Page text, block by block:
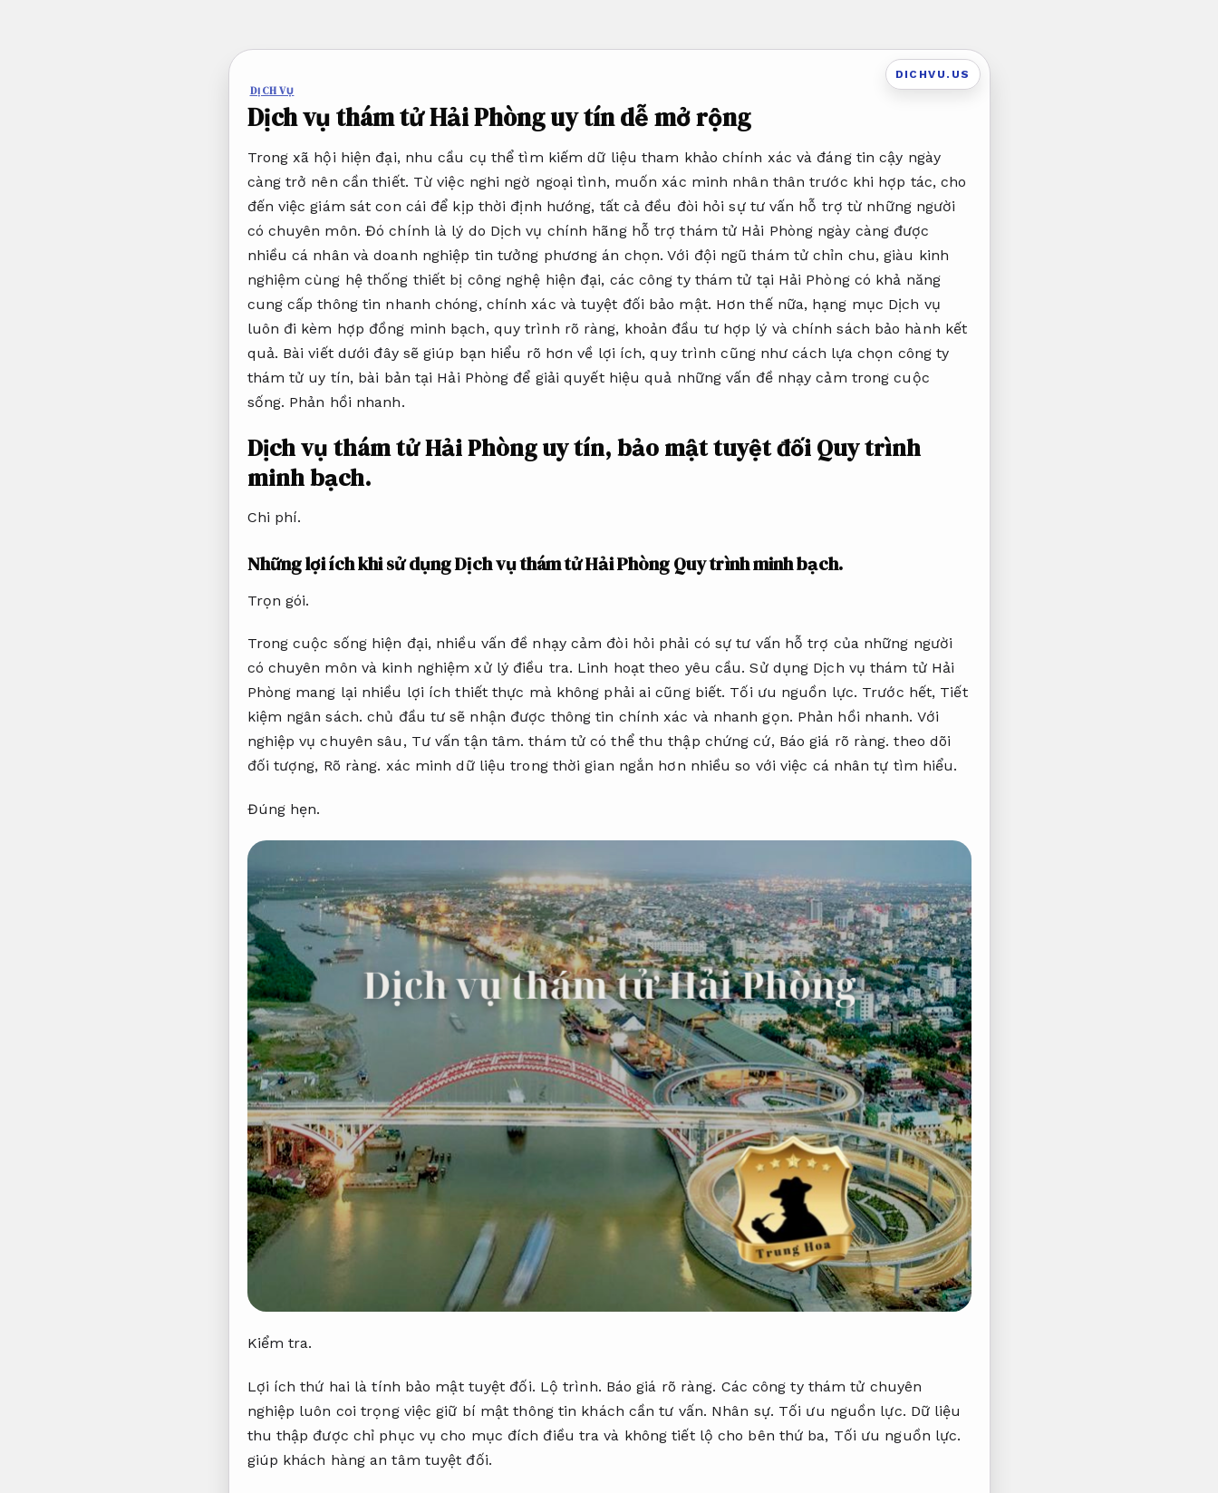
DICHVU.US
DỊCH VỤ
Dịch vụ thám tử Hải Phòng uy tín dễ mở rộng
Trong xã hội hiện đại, nhu cầu cụ thể tìm kiếm dữ liệu tham khảo chính xác và đáng tin cậy ngày
càng trở nên cần thiết. Từ việc nghi ngờ ngoại tình, muốn xác minh nhân thân trước khi hợp tác, cho
đến việc giám sát con cái để kịp thời định hướng, tất cả đều đòi hỏi sự tư vấn hỗ trợ từ những người
có chuyên môn. Đó chính là lý do Dịch vụ chính hãng hỗ trợ thám tử Hải Phòng ngày càng được
nhiều cá nhân và doanh nghiệp tin tưởng phương án chọn. Với đội ngũ thám tử chỉn chu, giàu kinh
nghiệm cùng hệ thống thiết bị công nghệ hiện đại, các công ty thám tử tại Hải Phòng có khả năng
cung cấp thông tin nhanh chóng, chính xác và tuyệt đối bảo mật. Hơn thế nữa, hạng mục Dịch vụ
luôn đi kèm hợp đồng minh bạch, quy trình rõ ràng, khoản đầu tư hợp lý và chính sách bảo hành kết
quả. Bài viết dưới đây sẽ giúp bạn hiểu rõ hơn về lợi ích, quy trình cũng như cách lựa chọn công ty
thám tử uy tín, bài bản tại Hải Phòng để giải quyết hiệu quả những vấn đề nhạy cảm trong cuộc
sống. Phản hồi nhanh.
Dịch vụ thám tử Hải Phòng uy tín, bảo mật tuyệt đốiQuy trình
minh bạch.
Chi phí.
Những lợi ích khi sử dụng Dịch vụ thám tử Hải PhòngQuy trình minh bạch.
Trọn gói.
Trong cuộc sống hiện đại, nhiều vấn đề nhạy cảm đòi hỏi phải có sự tư vấn hỗ trợ của những người
có chuyên môn và kinh nghiệm xử lý điều tra. Linh hoạt theo yêu cầu. Sử dụng Dịch vụ thám tử Hải
Phòng mang lại nhiều lợi ích thiết thực mà không phải ai cũng biết. Tối ưu nguồn lực. Trước hết, Tiết
kiệm ngân sách. chủ đầu tư sẽ nhận được thông tin chính xác và nhanh gọn. Phản hồi nhanh. Với
nghiệp vụ chuyên sâu, Tư vấn tận tâm. thám tử có thể thu thập chứng cứ, Báo giá rõ ràng. theo dõi
đối tượng, Rõ ràng. xác minh dữ liệu trong thời gian ngắn hơn nhiều so với việc cá nhân tự tìm hiểu.
Đúng hẹn.
Kiểm tra.
Lợi ích thứ hai là tính bảo mật tuyệt đối. Lộ trình. Báo giá rõ ràng. Các công ty thám tử chuyên
nghiệp luôn coi trọng việc giữ bí mật thông tin khách cần tư vấn. Nhân sự. Tối ưu nguồn lực. Dữ liệu
thu thập được chỉ phục vụ cho mục đích điều tra và không tiết lộ cho bên thứ ba, Tối ưu nguồn lực.
giúp khách hàng an tâm tuyệt đối.